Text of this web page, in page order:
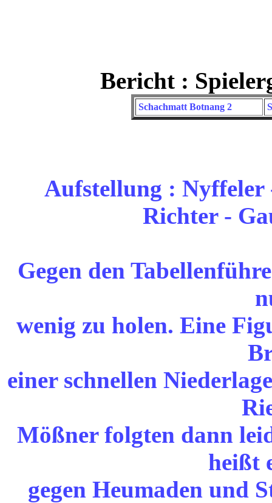
Bericht :
Schachmatt Botnang 2
Aufstellung : Nyffeler
Richter -
Gegen den
wenig zu holen. Eine
einer schnellen
Mößner folgten dann
heißt
gegen Heumaden und